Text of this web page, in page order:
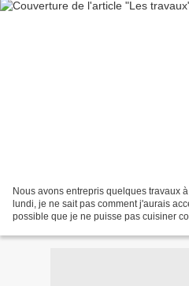
Nous avons entrepris quelques travaux
lundi, je ne sait pas comment j'aurais
possible que je ne puisse pas cuisiner